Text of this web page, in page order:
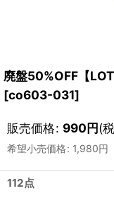
廃盤50%OFF【
[co603-031]
販売価格: 990円(
希望小売価格: 1,980円
112点